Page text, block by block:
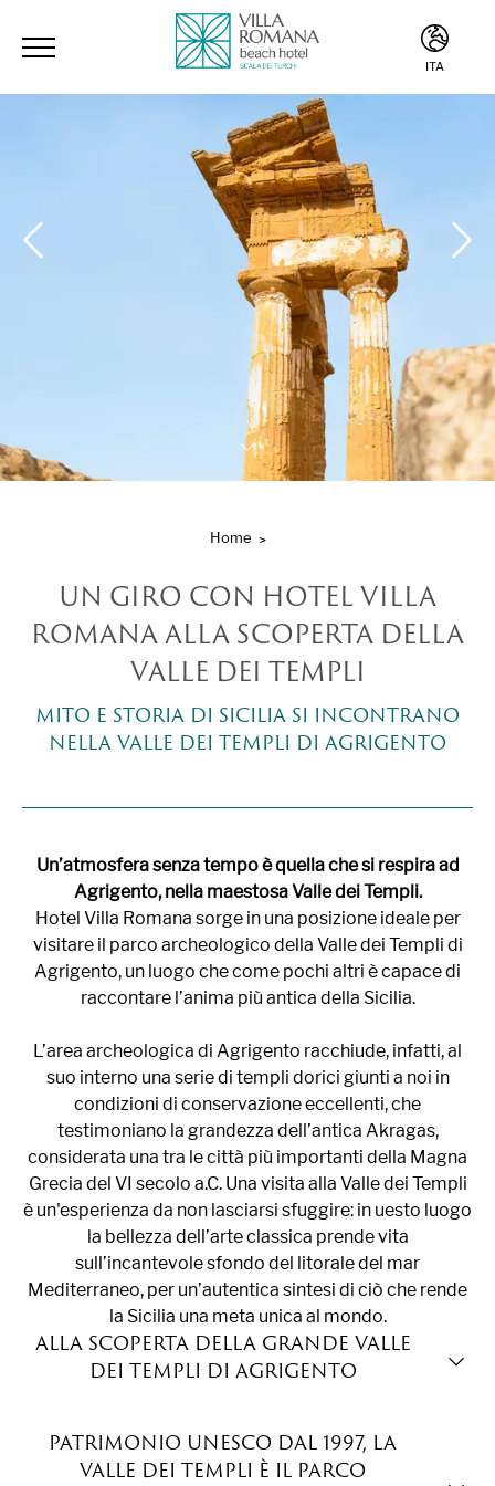
ITA
Home
UN GIRO CON HOTEL VILLA
ROMANA ALLA SCOPERTA DELLA
VALLE DEI TEMPLI
MITO E STORIA DI SICILIA SI INCONTRANO
NELLA VALLE DEI TEMPLI DI AGRIGENTO
Un’atmosfera senza tempo è quella che si respira ad
Agrigento, nella maestosa Valle dei Templi.
Hotel Villa Romana sorge in una posizione ideale per
visitare il parco archeologico della Valle dei Templi di
Agrigento, un luogo che come pochi altri è capace di
raccontare l’anima più antica della Sicilia.
L’area archeologica di Agrigento racchiude, infatti, al
suo interno una serie di templi dorici giunti a noi in
condizioni di conservazione eccellenti, che
testimoniano la grandezza dell’antica Akragas,
considerata una tra le città più importanti della Magna
Grecia del VI secolo a.C. Una visita alla Valle dei Templi
è un'esperienza da non lasciarsi sfuggire: in uesto luogo
la bellezza dell’arte classica prende vita
sull’incantevole sfondo del litorale del mar
Mediterraneo, per un’autentica sintesi di ciò che rende
la Sicilia una meta unica al mondo.
TEXT SECTION
ALLA SCOPERTA DELLA GRANDE VALLE
DEI TEMPLI DI AGRIGENTO
che separano Hotel Villa Romana dalla Valle dei Templi.
Una giornata alla scoperta della Valle dei Templi è una
PATRIMONIO UNESCO DAL 1997, LA
VALLE DEI TEMPLI È IL PARCO